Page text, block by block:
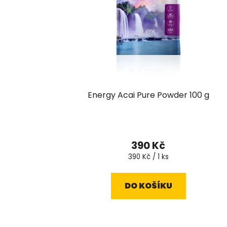
Energy Acai Pure Powder 100 g
390 Kč
Měrná
390 Kč / 1 ks
DO KOŠÍKU